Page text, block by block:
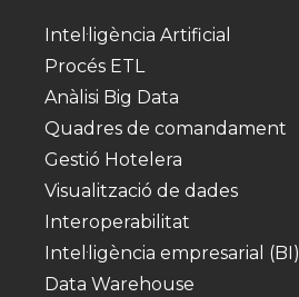
Intel·ligència Artificial
Procés ETL
Anàlisi Big Data
Quadres de comandament
Gestió Hotelera
Visualització de dades
Interoperabilitat
Intel·ligència empresarial (BI)
Data Warehouse